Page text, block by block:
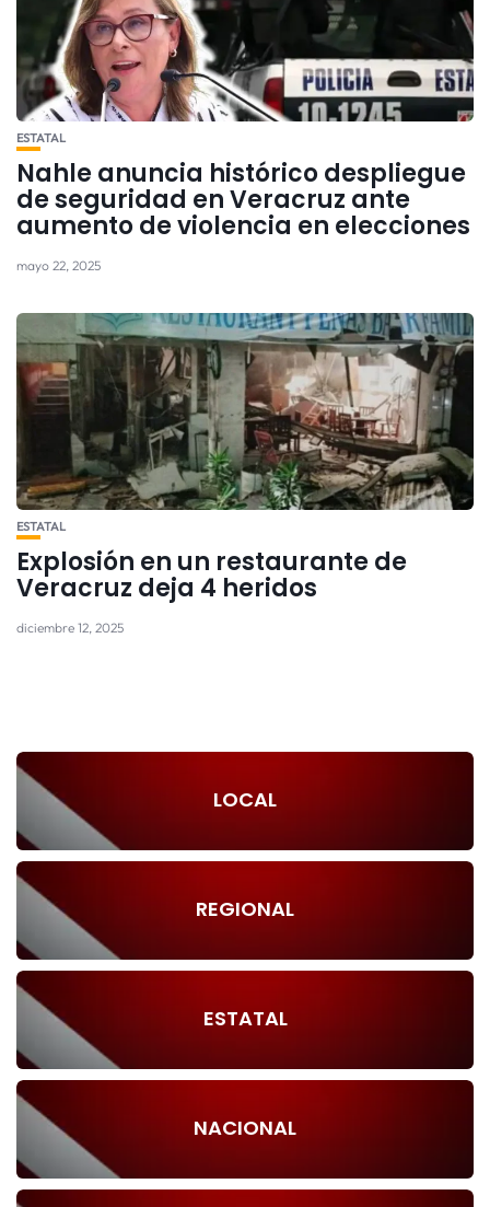
ESTATAL
Nahle anuncia histórico despliegue
de seguridad en Veracruz ante
aumento de violencia en elecciones
mayo 22, 2025
ESTATAL
Explosión en un restaurante de
Veracruz deja 4 heridos
diciembre 12, 2025
LOCAL
REGIONAL
ESTATAL
NACIONAL